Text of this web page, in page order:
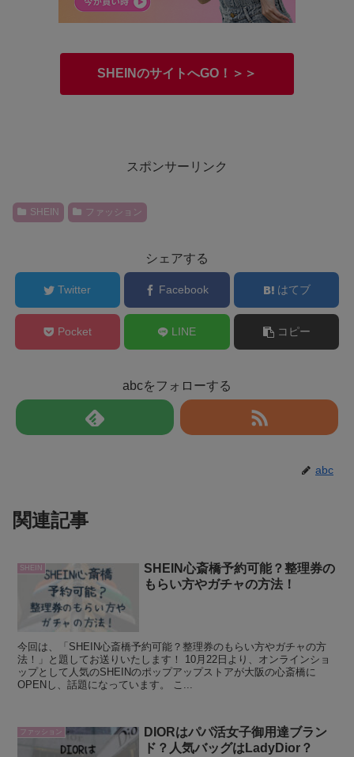
SHEINのサイトへGO！＞＞
スポンサーリンク
SHEIN ファッション
シェアする
Twitter Facebook はてブ
Pocket LINE コピー
abcをフォローする
abc
関連記事
SHEIN
SHEIN心斎橋予約可能？整理券の
もらい方やガチャの方法！
今回は、「SHEIN心斎橋予約可能？整理券のもらい方やガチャの方
法！」と題してお送りいたします！ 10月22日より、オンラインショ
ップとして人気のSHEINのポップアップストアが大阪の心斎橋に
OPENし、話題になっています。 こ...
ファッション
DIORはパパ活女子御用達ブラン
ド？人気バッグはLadyDior？